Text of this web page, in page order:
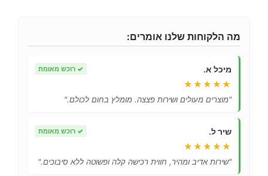
מה הלקוחות שלנו אומרים:
מיכל א. ✓ רוכש מאומת
★★★★★
"מוצרים מעולים ושירות פצצה. מומלץ בחום לכולם."
שיר ל. ✓ רוכש מאומת
★★★★★
"שירות אדיב ומהיר, חווית רכישה קלה ופשוטה ללא סיבוכים."